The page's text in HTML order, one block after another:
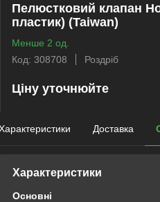
Пелюстковий клапан
пластик) (Taiwan)
Менше 2 од.
Код: 308708
Роздріб
Ціну уточнюйте
Доставка
Характеристики
Основні